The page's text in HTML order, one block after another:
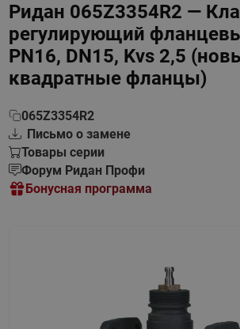
Ридан 065Z3354R2 —
регулирующий
PN16, DN15, Kvs 2,5
квадратные фланцы)
065Z3354R2
Письмо о замене
Товары серии
Форум Ридан Профи
Бонусная программа